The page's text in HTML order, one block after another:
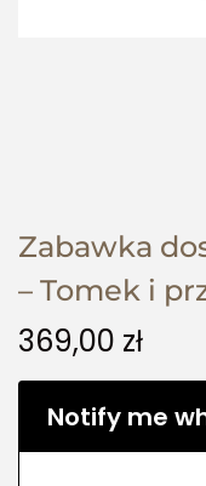
Zabawka
– Tomek i
369,00 zł
Notify me